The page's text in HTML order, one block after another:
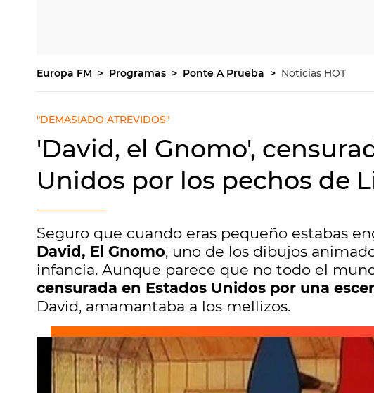
Europa FM Programas Ponte A Prueba Noticias HOT
"DEMASIADO ATREVIDOS"
'David, el Gnomo',
Unidos por los pechos de
Seguro que cuando eras pequeño estabas
David, El Gnomo, uno de los dibujos
infancia. Aunque parece que no todo el
censurada en Estados Unidos por una
David, amamantaba a los mellizos.